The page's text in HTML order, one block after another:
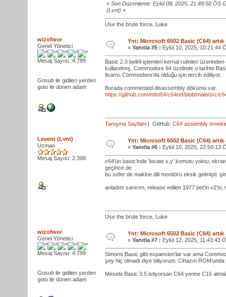
« Son Düzenleme: Eylül 09, 2025, 21:49:50 ÖS
(Lvnt) »
Use the brute force, Luke
wizofwor
Genel Yönetici
Mesaj Sayısı: 4.789
Gosub ile gidilen yerden
goto ile dönen adam
Ynt: Microsoft 6502 Basic (C64) artık
« Yanıtla #5 : Eylül 10, 2025, 10:21:44
Basic 2.0 belirli işlemleri kernal rutinleri
kullanılmış. Commodore 64 özelinde o tarihte
lisansı Commodore'da olduğu için tercih ediliyor.
Burada commented disassembly dökümü var.
https://github.com/mist64/c64ref/blob/main/src/
Tanışma Sayfam | GitHub: C64 assembly
Levent (Lvnt)
Uzman
Mesaj Sayısı: 2.398
Ynt: Microsoft 6502 Basic (C64) artık
« Yanıtla #6 : Eylül 10, 2025, 22:50:13
c64'ün basic'inde 'locate x,y' komutu yoktu,
geçince de
bu sefer de makine dili monitörü eksik gelmişti.
anladım sanırım, release edilen 1977 pet'in
Use the brute force, Luke
wizofwor
Genel Yönetici
Mesaj Sayısı: 4.789
Gosub ile gidilen yerden
goto ile dönen adam
Ynt: Microsoft 6502 Basic (C64) artık
« Yanıtla #7 : Eylül 12, 2025, 11:43:43
Simons Basic gibi expansion'lar var ama
şey hiç olmadı diye biliyorum. Cihazın
Mesela Basic 3.5 istiyorsan C64 yerine C16